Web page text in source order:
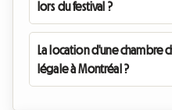
lors du festival ?
La location d'une chambre
légale à Montréal ?